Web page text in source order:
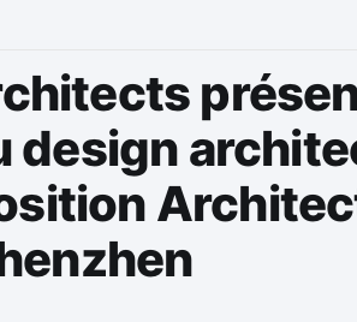
design